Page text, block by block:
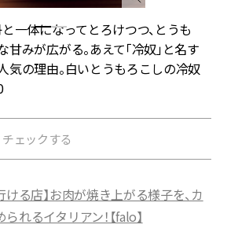
一体になってとろけつつ、とうも
みが広がる。あえて「冷奴」と名す
気の理由。白いとうもろこしの冷奴
ェックする
ける店】お肉が焼き上がる様子を、カ
れるイタリアン！【falo】